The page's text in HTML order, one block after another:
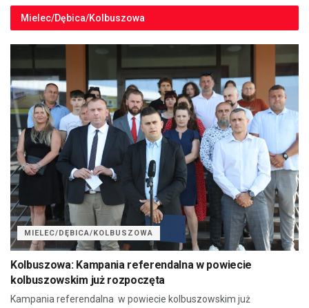
Mielec/Dębica/Kolbuszowa
MIELEC/DĘBICA/KOLBUSZOWA
Kolbuszowa: Kampania referendalna w powiecie
kolbuszowskim już rozpoczęta
Kampania referendalna w powiecie kolbuszowskim już